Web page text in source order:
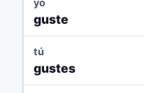
guste
tú
gustes